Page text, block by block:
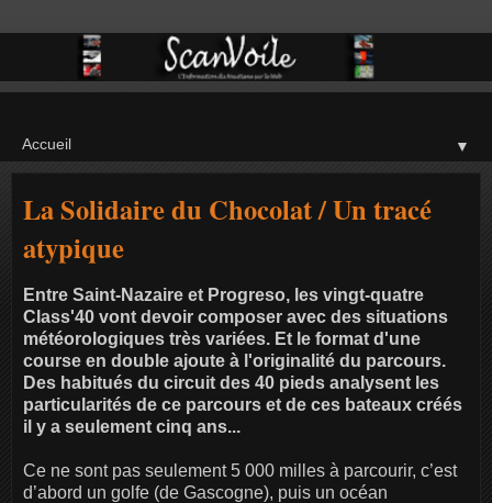
▼
La Solidaire du Chocolat / Un tracé
atypique
Entre Saint-Nazaire et Progreso, les vingt-quatre
Class'40 vont devoir composer avec des situations
météorologiques très variées. Et le format d'une
course en double ajoute à l'originalité du parcours.
Des habitués du circuit des 40 pieds analysent les
particularités de ce parcours et de ces bateaux créés
il y a seulement cinq ans...
Ce ne sont pas seulement 5 000 milles à parcourir, c’est
d’abord un golfe (de Gascogne), puis un océan